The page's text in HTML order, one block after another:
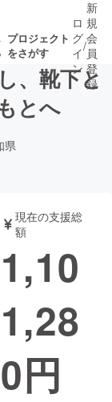
プロジェクト
をさがす
いプ
音楽
ゲーム・サ
ロ
グ
イ
ン
/
新
規
会
員
登
録
、靴下と
とへ
県
現在の支援総
額
1,10
1,28
0円